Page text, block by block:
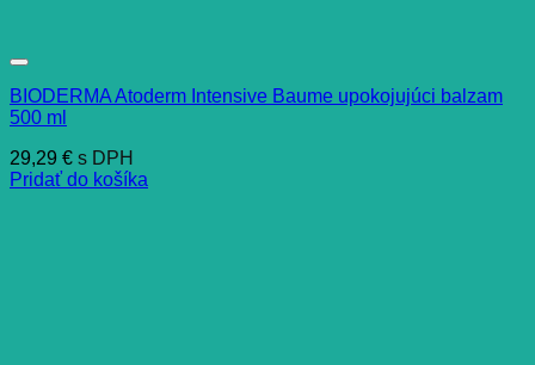
BIODERMA Atoderm Intensive Baume upokojujúci balzam
500 ml
29,29 € s DPH
Pridať do košíka